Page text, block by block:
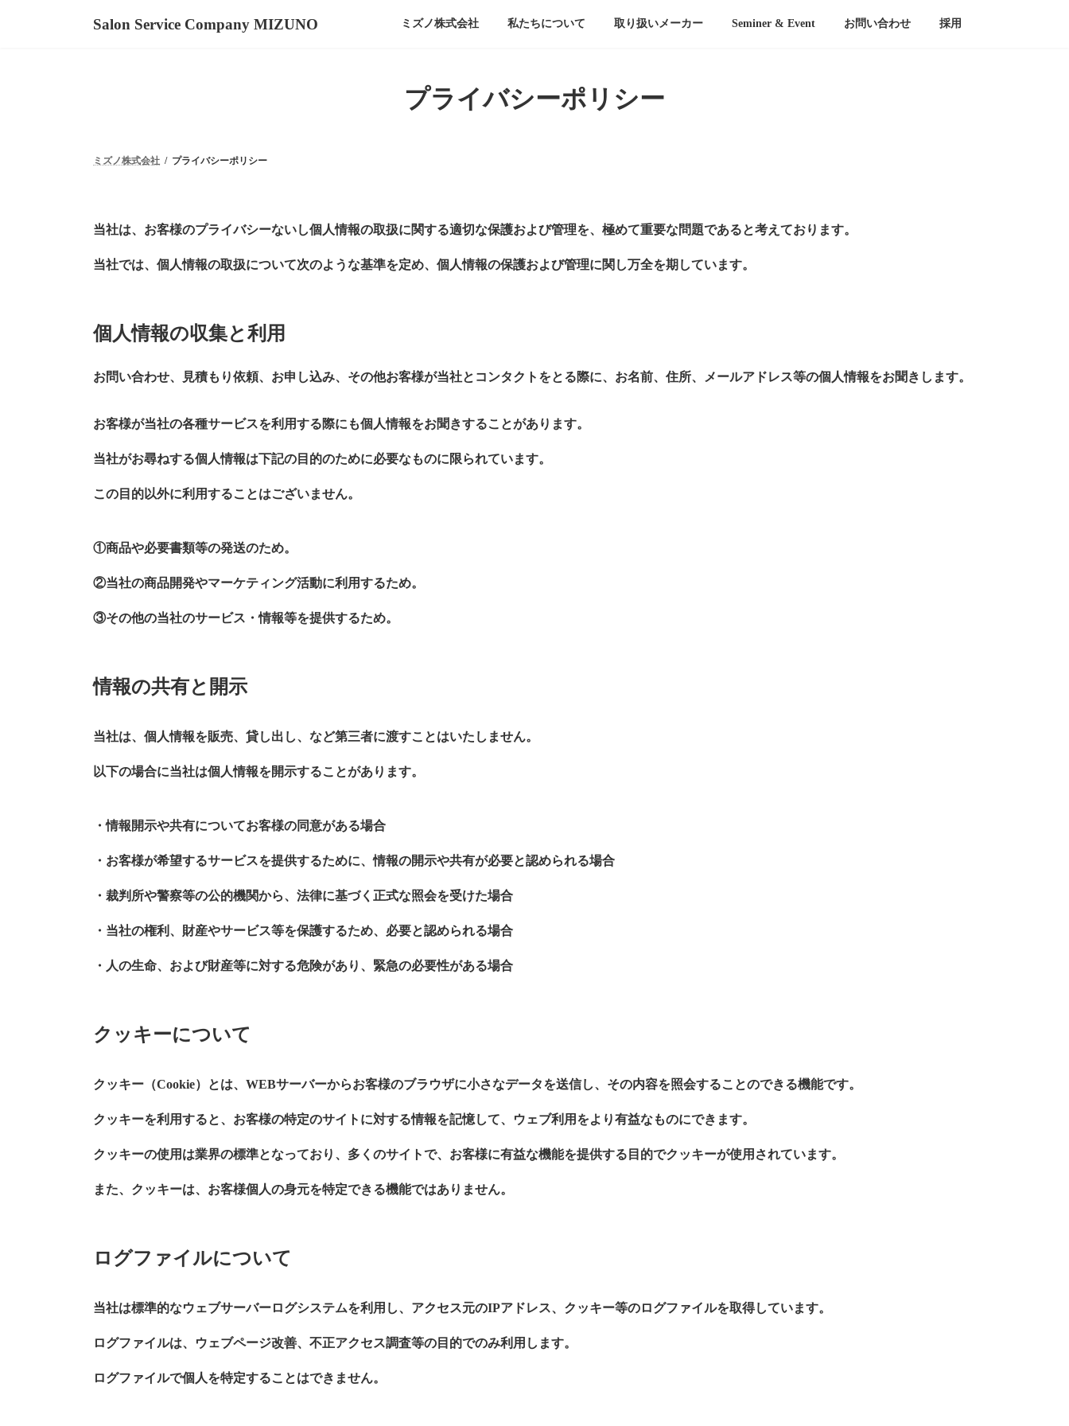
Salon Service Company MIZUNO ミズノ株式会社 私たちについて 取り扱いメーカー Seminer & Event お問い合わせ 採用
プライバシーポリシー
ミズノ株式会社 プライバシーポリシー
当社は、お客様のプライバシーないし個人情報の取扱に関する適切な保護および管理を、極めて重要な問題であると考えております。
当社では、個人情報の取扱について次のような基準を定め、個人情報の保護および管理に関し万全を期しています。
個人情報の収集と利用
お問い合わせ、見積もり依頼、お申し込み、その他お客様が当社とコンタクトをとる際に、お名前、住所、メールアドレス等の個人情報をお聞きします。
お客様が当社の各種サービスを利用する際にも個人情報をお聞きすることがあります。
当社がお尋ねする個人情報は下記の目的のために必要なものに限られています。
この目的以外に利用することはございません。
①商品や必要書類等の発送のため。
②当社の商品開発やマーケティング活動に利用するため。
③その他の当社のサービス・情報等を提供するため。
情報の共有と開示
当社は、個人情報を販売、貸し出し、など第三者に渡すことはいたしません。
以下の場合に当社は個人情報を開示することがあります。
・情報開示や共有についてお客様の同意がある場合
・お客様が希望するサービスを提供するために、情報の開示や共有が必要と認められる場合
・裁判所や警察等の公的機関から、法律に基づく正式な照会を受けた場合
・当社の権利、財産やサービス等を保護するため、必要と認められる場合
・人の生命、および財産等に対する危険があり、緊急の必要性がある場合
クッキーについて
クッキー（Cookie）とは、WEBサーバーからお客様のブラウザに小さなデータを送信し、その内容を照会することのできる機能です。
クッキーを利用すると、お客様の特定のサイトに対する情報を記憶して、ウェブ利用をより有益なものにできます。
クッキーの使用は業界の標準となっており、多くのサイトで、お客様に有益な機能を提供する目的でクッキーが使用されています。
また、クッキーは、お客様個人の身元を特定できる機能ではありません。
ログファイルについて
当社は標準的なウェブサーバーログシステムを利用し、アクセス元のIPアドレス、クッキー等のログファイルを取得しています。
ログファイルは、ウェブページ改善、不正アクセス調査等の目的でのみ利用します。
ログファイルで個人を特定することはできません。